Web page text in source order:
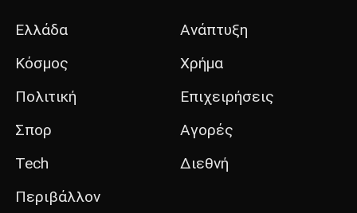
Ελλάδα
Κόσμος
Πολιτική
Σπορ
Tech
Περιβάλλον
Ανάπτυξη
Χρήμα
Επιχειρήσεις
Αγορές
Διεθνή